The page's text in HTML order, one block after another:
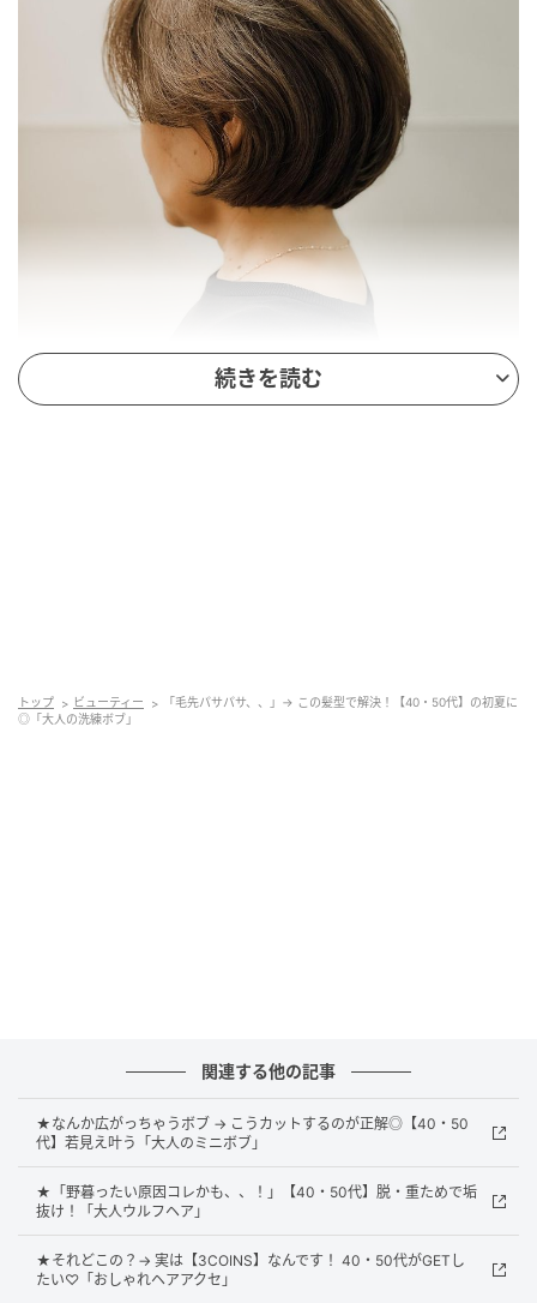
る、大人に似合う美しいデザインです。
続きを読む
トップ ビューティー
「毛先パサパサ、、」→ この髪型で解決！【40・50代】の初夏に
◎「大人の洗練ボブ」
関連する他の記事
★なんか広がっちゃうボブ → こうカットするのが正解◎【40・50
代】若見え叶う「大人のミニボブ」
★「野暮ったい原因コレかも、、！」【40・50代】脱・重ためで垢
抜け！「大人ウルフヘア」
★それどこの？→ 実は【3COINS】なんです！ 40・50代がGETし
たい♡「おしゃれヘアアクセ」